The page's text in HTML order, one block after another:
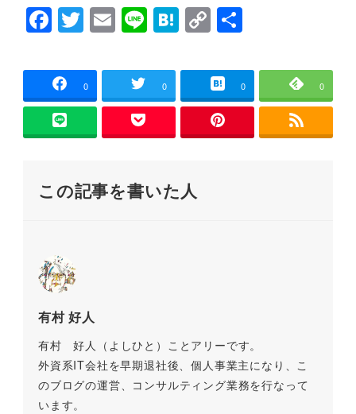
す
)
ウ
ィ
ン
開
き
ま
す
F
a
c
e
b
o
k
T
wi
tt
er
E
m
ai
l
Li
n
e
H
at
e
n
C
o
p
y
Li
n
共
0 0 0 0
この記事を書いた人
有村 好人
有村 好人（よしひと）ことアリーです。
外資系IT会社を早期退社後、個人事業主になり、こ
のブログの運営、コンサルティング業務を行なって
います。